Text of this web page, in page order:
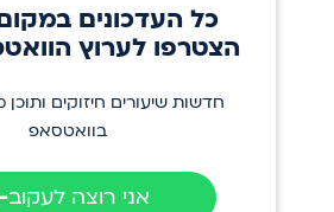
כל העדכונים
הצטרפו לערוץ
חדשות שיעורים חיזוקים ותוכן
בוואטסאפ
אני רוצה לעקוב